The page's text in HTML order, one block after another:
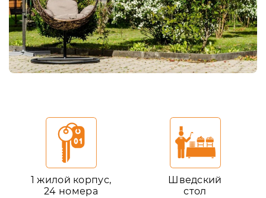
1 жилой корпус,
24 номера
Шведский
стол